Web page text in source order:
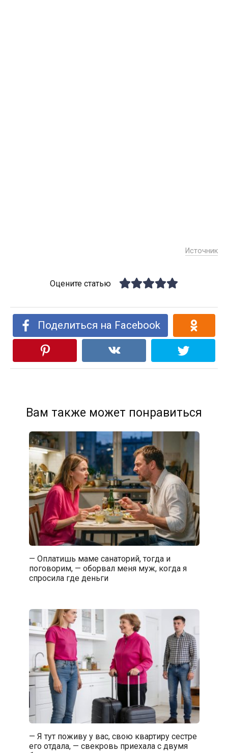
Источник
Оцените статью
Поделиться на Facebook
Вам также может понравиться
— Оплатишь маме санаторий, тогда и
поговорим, — оборвал меня муж, когда я
спросила где деньги
— Я тут поживу у вас, свою квартиру сестре
его отдала, — свекровь приехала с двумя